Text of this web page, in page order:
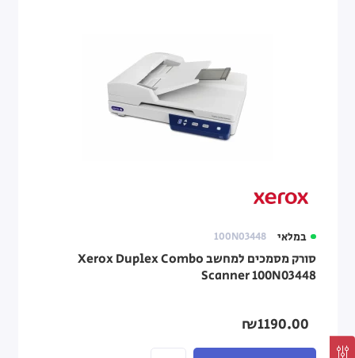
במלאי 100N03448
סורק מסמכים למחשב Xerox Duplex Combo
Scanner 100N03448
₪1190.00